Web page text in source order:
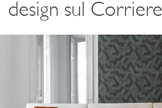
design sul